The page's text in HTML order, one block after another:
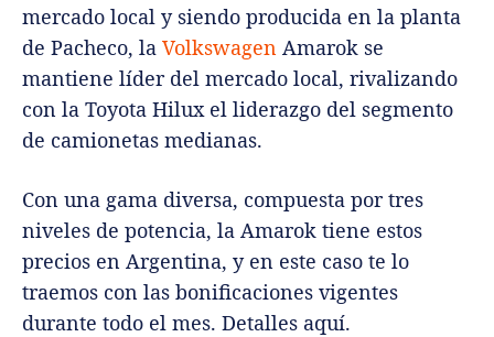
mercado local y siendo producida en la planta
de Pacheco, la Volkswagen Amarok se
mantiene líder del mercado local, rivalizando
con la Toyota Hilux el liderazgo del segmento
de camionetas medianas.
Con una gama diversa, compuesta por tres
niveles de potencia, la Amarok tiene estos
precios en Argentina, y en este caso te lo
traemos con las bonificaciones vigentes
durante todo el mes. Detalles aquí.